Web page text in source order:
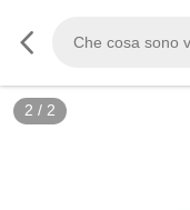
2 / 2